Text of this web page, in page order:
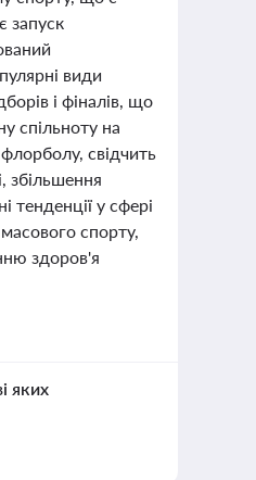
запуск
види
і фіналів, що
спільноту на
свідчить
збільшення
тенденції у сфері
спорту,
здоров'я
яких